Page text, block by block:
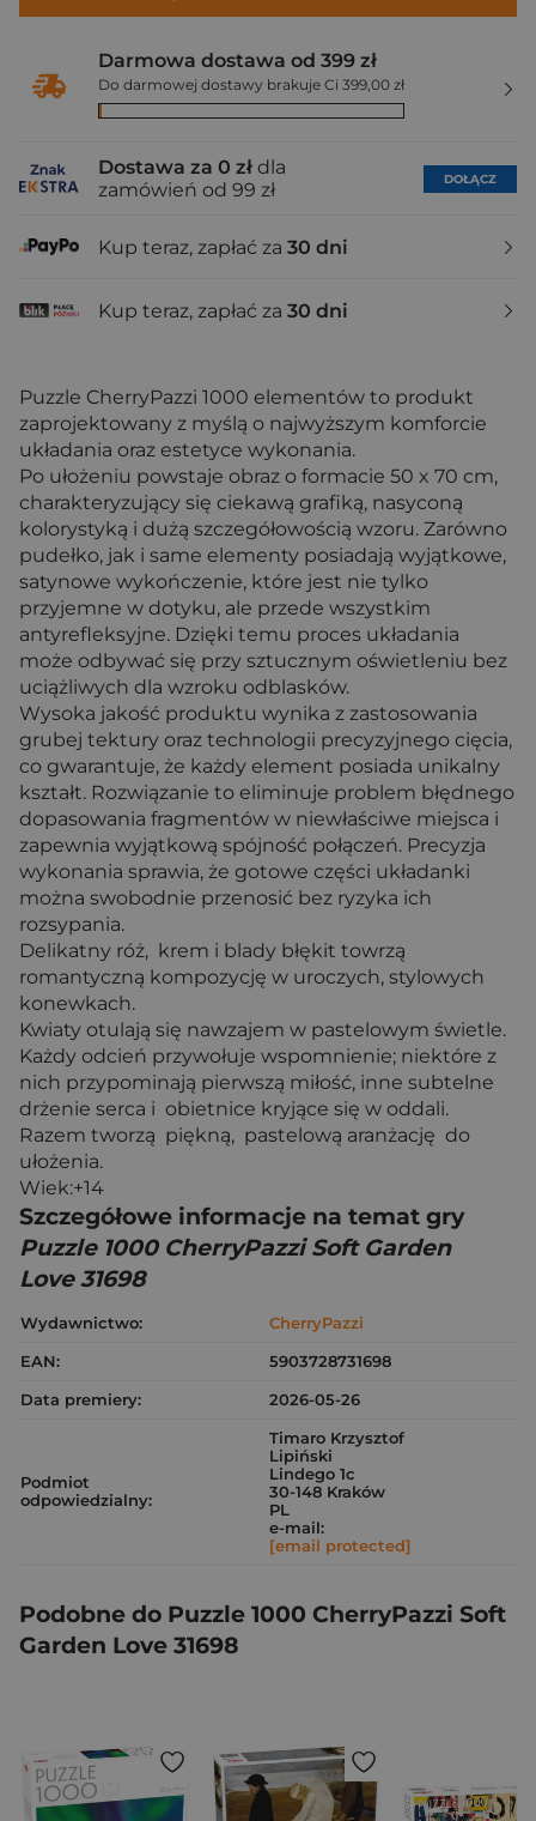
Darmowa dostawa od 399 zł
Do darmowej dostawy brakuje Ci 399,00 zł
Dostawa za 0 zł dla
zamówień od 99 zł
DOŁĄCZ
Kup teraz, zapłać za 30 dni
Kup teraz, zapłać za 30 dni
Puzzle CherryPazzi 1000 elementów to produkt
zaprojektowany z myślą o najwyższym komforcie
układania oraz estetyce wykonania.
Po ułożeniu powstaje obraz o formacie 50 x 70 cm,
charakteryzujący się ciekawą grafiką, nasyconą
kolorystyką i dużą szczegółowością wzoru. Zarówno
pudełko, jak i same elementy posiadają wyjątkowe,
satynowe wykończenie, które jest nie tylko
przyjemne w dotyku, ale przede wszystkim
antyrefleksyjne. Dzięki temu proces układania
może odbywać się przy sztucznym oświetleniu bez
uciążliwych dla wzroku odblasków.
Wysoka jakość produktu wynika z zastosowania
grubej tektury oraz technologii precyzyjnego cięcia,
co gwarantuje, że każdy element posiada unikalny
kształt. Rozwiązanie to eliminuje problem błędnego
dopasowania fragmentów w niewłaściwe miejsca i
zapewnia wyjątkową spójność połączeń. Precyzja
wykonania sprawia, że gotowe części układanki
można swobodnie przenosić bez ryzyka ich
rozsypania.
Delikatny róż, krem i blady błękit towrzą
romantyczną kompozycję w uroczych, stylowych
konewkach.
Kwiaty otulają się nawzajem w pastelowym świetle.
Każdy odcień przywołuje wspomnienie; niektóre z
nich przypominają pierwszą miłość, inne subtelne
drżenie serca i obietnice kryjące się w oddali.
Razem tworzą piękną, pastelową aranżację do
ułożenia.
Wiek:+14
Szczegółowe informacje na temat gry
Puzzle 1000 CherryPazzi Soft Garden
Love 31698
Wydawnictwo:
CherryPazzi
EAN:
5903728731698
Data premiery:
2026-05-26
Podmiot
odpowiedzialny:
Timaro Krzysztof
Lipiński
Lindego 1c
30-148 Kraków
PL
e-mail:
[email protected]
Podobne do Puzzle 1000 CherryPazzi Soft
Garden Love 31698